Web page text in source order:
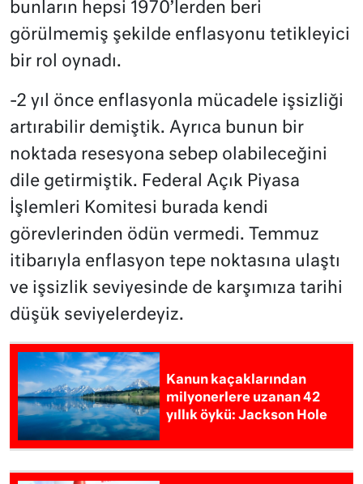
bunların hepsi 1970’lerden beri
görülmemiş şekilde enflasyonu tetikleyici
bir rol oynadı.
-2 yıl önce enflasyonla mücadele işsizliği
artırabilir demiştik. Ayrıca bunun bir
noktada resesyona sebep olabileceğini
dile getirmiştik. Federal Açık Piyasa
İşlemleri Komitesi burada kendi
görevlerinden ödün vermedi. Temmuz
itibarıyla enflasyon tepe noktasına ulaştı
ve işsizlik seviyesinde de karşımıza tarihi
düşük seviyelerdeyiz.
Kanun kaçaklarından
milyonerlere uzanan 42
yıllık öykü: Jackson Hole